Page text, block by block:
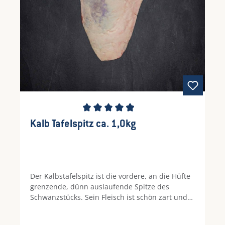
Durchschnittliche Bewertung von 4.94 von 5
Kalb Tafelspitz ca. 1,0kg
Der Kalbstafelspitz ist die vordere, an die Hüfte
grenzende, dünn auslaufende Spitze des
Schwanzstücks. Sein Fleisch ist schön zart und